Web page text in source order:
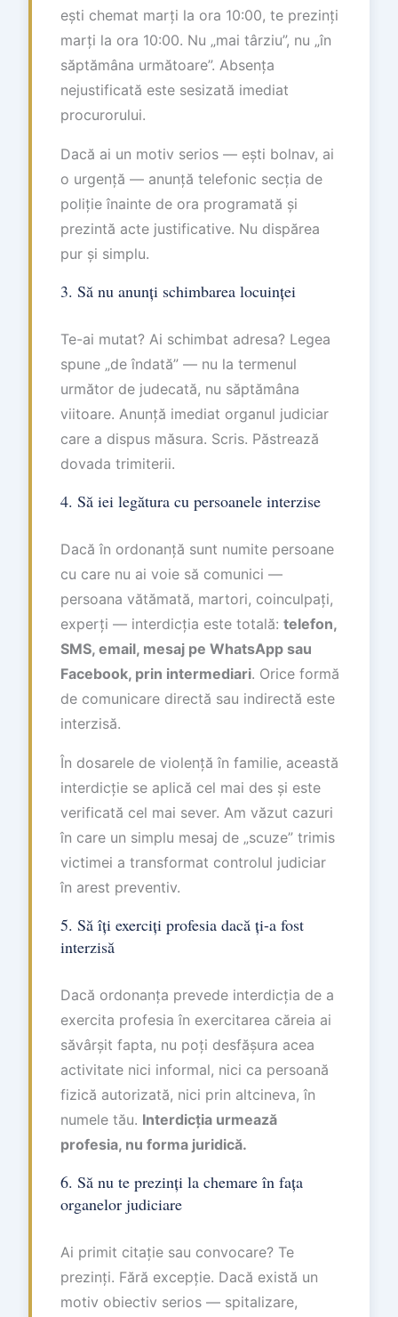
ești chemat marți la ora 10:00, te prezinți
marți la ora 10:00. Nu „mai târziu”, nu „în
săptămâna următoare”. Absența
nejustificată este sesizată imediat
procurorului.
Dacă ai un motiv serios — ești bolnav, ai
o urgență — anunță telefonic secția de
poliție înainte de ora programată și
prezintă acte justificative. Nu dispărea
pur și simplu.
3. Să nu anunți schimbarea locuinței
Te-ai mutat? Ai schimbat adresa? Legea
spune „de îndată” — nu la termenul
următor de judecată, nu săptămâna
viitoare. Anunță imediat organul judiciar
care a dispus măsura. Scris. Păstrează
dovada trimiterii.
4. Să iei legătura cu persoanele interzise
Dacă în ordonanță sunt numite persoane
cu care nu ai voie să comunici —
persoana vătămată, martori, coinculpați,
experți — interdicția este totală: telefon,
SMS, email, mesaj pe WhatsApp sau
Facebook, prin intermediari. Orice formă
de comunicare directă sau indirectă este
interzisă.
În dosarele de violență în familie, această
interdicție se aplică cel mai des și este
verificată cel mai sever. Am văzut cazuri
în care un simplu mesaj de „scuze” trimis
victimei a transformat controlul judiciar
în arest preventiv.
5. Să îți exerciți profesia dacă ți-a fost
interzisă
Dacă ordonanța prevede interdicția de a
exercita profesia în exercitarea căreia ai
săvârșit fapta, nu poți desfășura acea
activitate nici informal, nici ca persoană
fizică autorizată, nici prin altcineva, în
numele tău. Interdicția urmează
profesia, nu forma juridică.
6. Să nu te prezinți la chemare în fața
organelor judiciare
Ai primit citație sau convocare? Te
prezinți. Fără excepție. Dacă există un
motiv obiectiv serios — spitalizare,